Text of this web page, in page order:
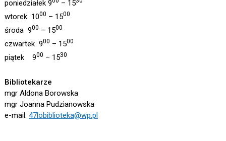
poniedziałek 9
– 15
wtorek 1000 – 1500
środa 900 – 1500
czwartek 900 – 1500
piątek 900 – 1530
Bibliotekarze
mgr Aldona Borowska
mgr Joanna Pudzianowska
e-mail: 47lobiblioteka@wp.pl